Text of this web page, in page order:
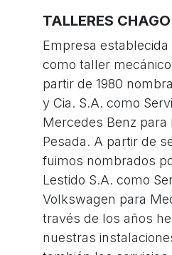
TALLERES
Empresa establecida
como taller
partir de 1980
y Cia. S.A. como
Mercedes Benz para
Pesada. A partir de
fuimos nombrados
Lestido S.A. como
Volkswagen para
través de los años
nuestras